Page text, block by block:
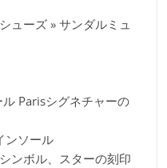
ューズ » サンダルミュ
Parisシグネチャーの
ンソール
ンボル、スターの刻印